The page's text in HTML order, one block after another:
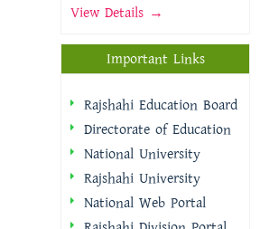
View Details →
Important Links
Rajshahi Education Board
Directorate of Education
National University
Rajshahi University
National Web Portal